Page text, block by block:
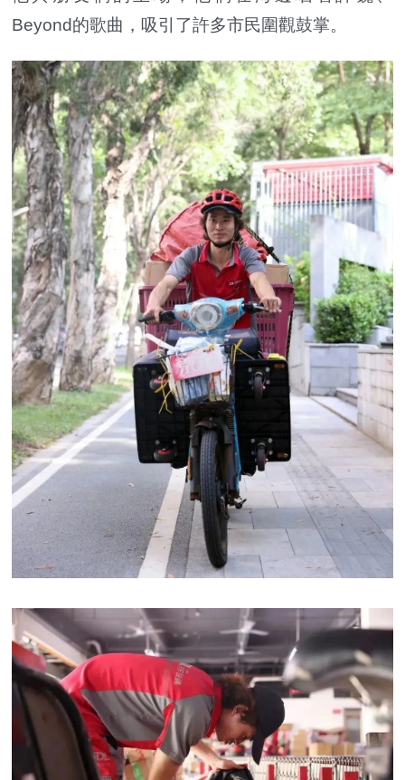
Beyond的歌曲，吸引了許多市民圍觀鼓掌。